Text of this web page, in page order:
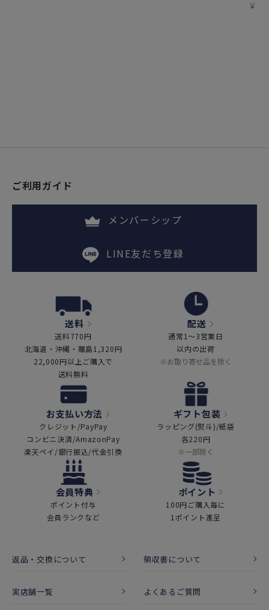
¥
ご利用ガイド
メンバーシップ
LINE友だち登録
送料
送料770円
北海道・沖縄・離島1,320円
22,000円以上ご購入で
送料無料
配送
通常1～3営業日
以内の出荷
※お取り寄せ品を除く
お支払い方法
クレジット/PayPay
コンビニ決済/AmazonPay
楽天ペイ/銀行振込/代金引換
ギフト包装
ラッピング(熨斗)/紙袋
各220円
※一部除く
会員特典
ポイント付与
会員ランクなど
ポイント
100円ご購入毎に
1ポイント進呈
返品・交換について 領収書について
実店舗一覧 よくあるご質問